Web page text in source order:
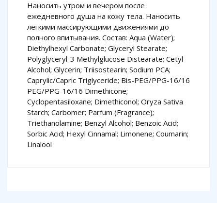
Наносить утром и вечером после
ежедневного душа на кожу тела. Наносить
легкими массирующими движениями до
полного впитывания. Состав: Aqua (Water);
Diethylhexyl Carbonate; Glyceryl Stearate;
Polyglyceryl-3 Methylglucose Distearate; Cetyl
Alcohol; Glycerin; Triisostearin; Sodium PCA;
Caprylic/Capric Triglyceride; Bis-PEG/PPG-16/16
PEG/PPG-16/16 Dimethicone;
Cyclopentasiloxane; Dimethiconol; Oryza Sativa
Starch; Carbomer; Parfum (Fragrance);
Triethanolamine; Benzyl Alcohol; Benzoic Acid;
Sorbic Acid; Hexyl Cinnamal; Limonene; Coumarin;
Linalool